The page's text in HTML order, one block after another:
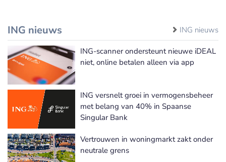
ING nieuws ING nieuws
ING-scanner ondersteunt nieuwe iDEAL
niet, online betalen alleen via app
ING versnelt groei in vermogensbeheer
met belang van 40% in Spaanse
Singular Bank
Vertrouwen in woningmarkt zakt onder
neutrale grens